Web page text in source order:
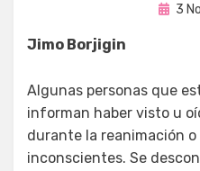
por
3
Jimo Borjigin
Algunas personas que
informan haber visto u
durante la reanimación
inconscientes. Se